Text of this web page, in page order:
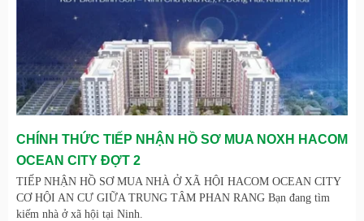
CHÍNH THỨC TIẾP NHẬN HỒ SƠ MUA NOXH HACOM
OCEAN CITY ĐỢT 2
TIẾP NHẬN HỒ SƠ MUA NHÀ Ở XÃ HỘI HACOM OCEAN CITY
CƠ HỘI AN CƯ GIỮA TRUNG TÂM PHAN RANG Bạn đang tìm
kiếm nhà ở xã hội tại Ninh.